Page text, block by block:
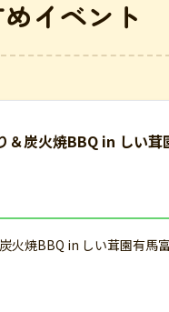
イベント
＆炭火焼BBQ in しい
火焼BBQ in しい茸園有馬